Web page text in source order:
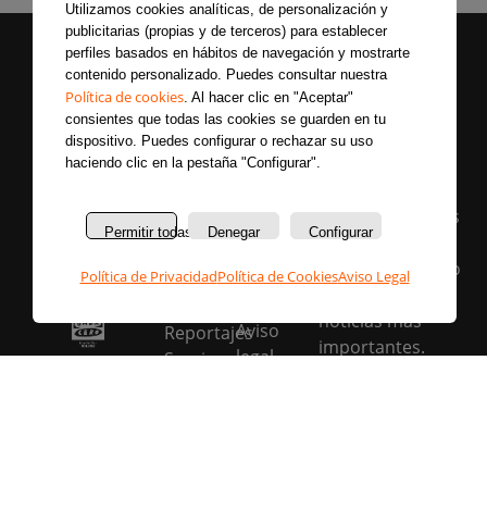
Utilizamos cookies analíticas, de personalización y
publicitarias (propias y de terceros) para establecer
perfiles basados en hábitos de navegación y mostrarte
contenido personalizado. Puedes consultar nuestra
Política de cookies. Al hacer clic en "Aceptar"
consientes que todas las cookies se guarden en tu
dispositivo. Puedes configurar o rechazar su uso
haciendo clic en la pestaña "Configurar".
Permitir todas Denegar Configurar
Política de PrivacidadPolítica de CookiesAviso Legal
Secciones
noticias
Entrevistas
Reportajes
Secciones
Sobre
La
Política de
Aviso
legal
Únete a nuestras
redes sociales y
entérate primero
noticias más
importantes.